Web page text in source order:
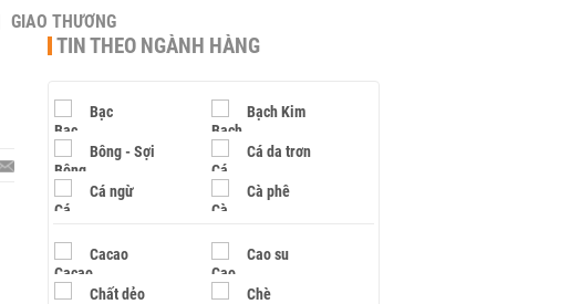
GIAO THƯƠNG
TIN THEO NGÀNH HÀNG
Bạc Bạch Kim
Bông - Sợi Cá da trơn
Cá ngừ Cà phê
Cacao Cao su
Chất dẻo Chè